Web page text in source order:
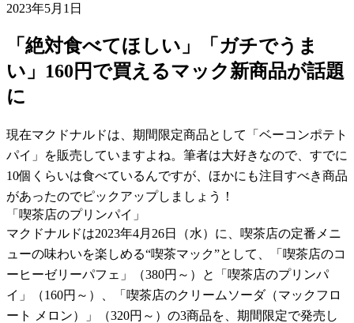
2023年5月1日
「絶対食べてほしい」「ガチでうま
い」160円で買えるマック新商品が話題
に
現在マクドナルドは、期間限定商品として「ベーコンポテト
パイ」を販売していますよね。筆者は大好きなので、すでに
10個くらいは食べているんですが、ほかにも注目すべき商品
があったのでピックアップしましょう！
「喫茶店のプリンパイ」
マクドナルドは2023年4月26日（水）に、喫茶店の定番メニ
ューの味わいを楽しめる“喫茶マック”として、「喫茶店のコ
ーヒーゼリーパフェ」（380円～）と「喫茶店のプリンパ
イ」（160円～）、「喫茶店のクリームソーダ（マックフロ
ート メロン）」（320円～）の3商品を、期間限定で発売し